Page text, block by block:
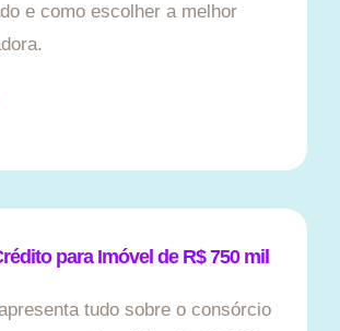
e como escolher a melhor
para Imóvel de R$ 750 mil
tudo sobre o consórcio